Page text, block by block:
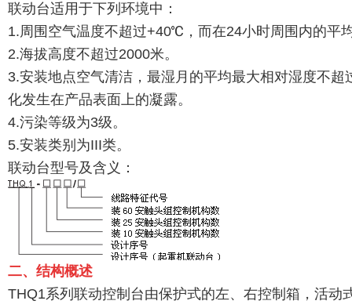
联动台适用于下列环境中：
1.周围空气温度不超过+40℃，而在24小时周围内的
2.海拔高度不超过2000米。
3.安装地点空气清洁，最湿月的平均最大相对湿度不
化发生在产品表面上的凝露。
4.污染等级为3级。
5.安装类别为III类。
联动台型号及含义：
二、结构概述
THQ1系列联动控制台由保护式的左、右控制箱，活